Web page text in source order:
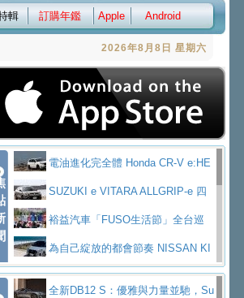
輯 訂購年鑑 Apple Android
2026年8月8日 星期六
電油進化完全體 Honda CR-V e:HE
V PrestigeSUZUKI e VITARA ALLGRIP-e 四
驅精神的純電新詮釋
裕益汽車「FUSO生活節」全台巡
迴 結合生活體驗、交通安全與購車優惠
為自己綻放的都會節奏 NISSAN KI
CKS SAKURA為品味獨具層峰買家打造的頂級座
全新DB12 S：優雅與力量並馳，Su